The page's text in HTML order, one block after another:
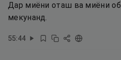
Дар миёни оташ ва миёни
мекунанд.
55:44